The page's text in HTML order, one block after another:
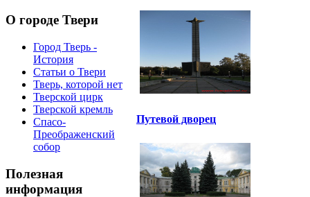
О городе Твери
Город Тверь -
История
Статьи о Твери
Тверь, которой нет
Тверской цирк
Тверской кремль
Спасо-
Преображенский
собор
Полезная
информация
Путевой дворец